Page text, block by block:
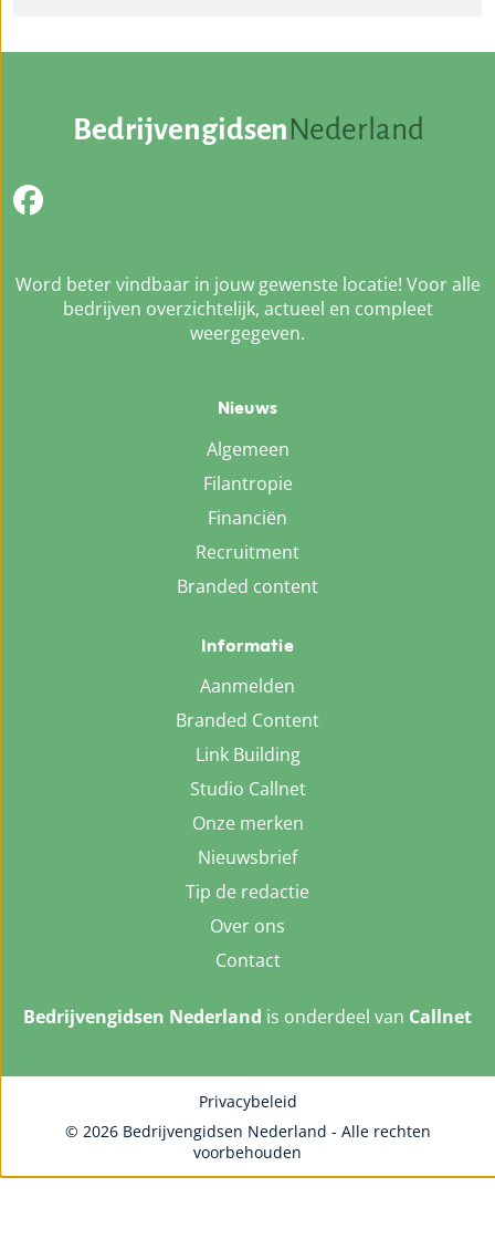
BedrijvengidsenNederland
Word beter vindbaar in jouw gewenste locatie! Voor alle
bedrijven overzichtelijk, actueel en compleet
weergegeven.
Nieuws
Algemeen
Filantropie
Financiën
Recruitment
Branded content
Informatie
Aanmelden
Branded Content
Link Building
Studio Callnet
Onze merken
Nieuwsbrief
Tip de redactie
Over ons
Contact
Bedrijvengidsen Nederland is onderdeel van Callnet
© 2026 Bedrijvengidsen Nederland - Alle rechten
voorbehouden
Privacybeleid